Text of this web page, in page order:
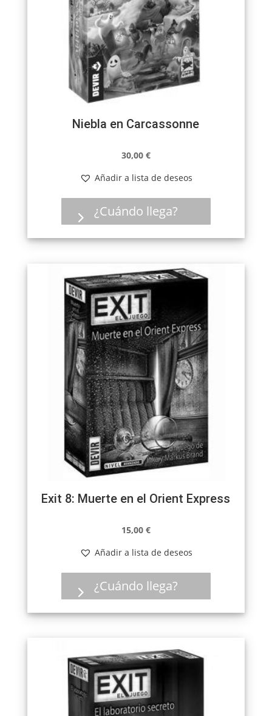
Niebla en Carcassonne
30,00 €
Añadir a lista de deseos
¿Cuándo llega?
Exit 8: Muerte en el Orient Express
15,00 €
Añadir a lista de deseos
¿Cuándo llega?